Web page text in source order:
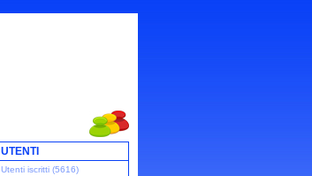
UTENTI
Utenti iscritti (5616)